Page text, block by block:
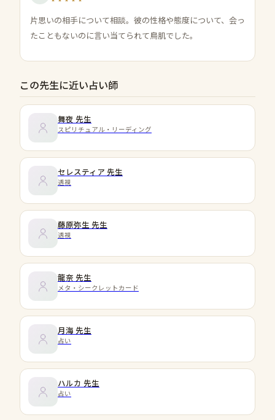
片思いの相手について相談。彼の性格や態度について、会っ
たこともないのに言い当てられて鳥肌でした。
この先生に近い占い師
舞夜 先生
スピリチュアル・リーディング
セレスティア 先生
透視
藤原弥生 先生
透視
龍奈 先生
メタ・シークレットカード
月海 先生
占い
ハルカ 先生
占い